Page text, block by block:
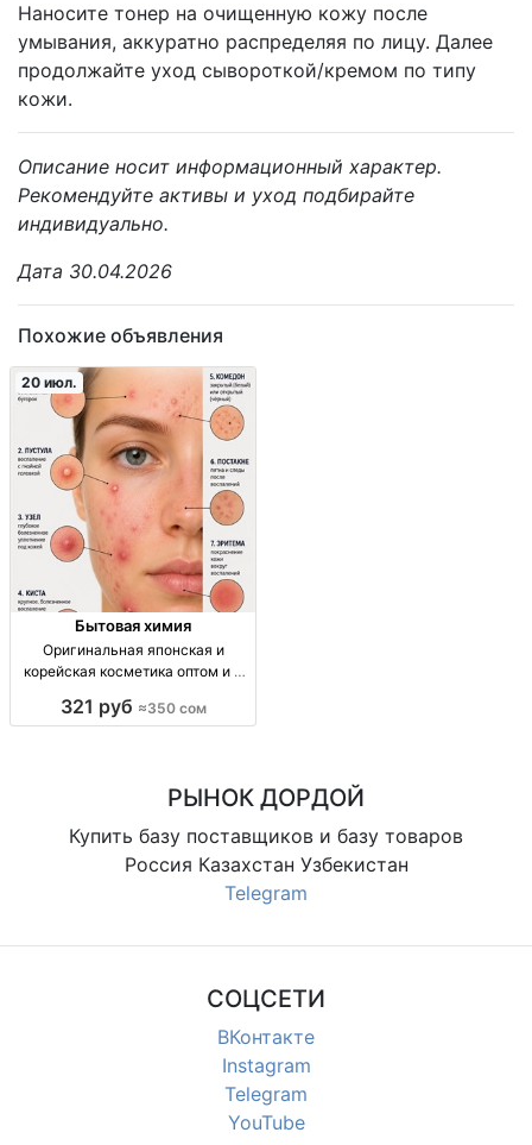
Наносите тонер на очищенную кожу после
умывания, аккуратно распределяя по лицу. Далее
продолжайте уход сывороткой/кремом по типу
кожи.
Описание носит информационный характер.
Рекомендуйте активы и уход подбирайте
индивидуально.
Дата 30.04.2026
Похожие объявления
20 июл.
Бытовая химия
Оригинальная японская и
корейская косметика оптом и в
СНГ опт/розн: яп. и корейская
321 руб ≈350 сом
РЫНОК ДОРДОЙ
Купить базу поставщиков и базу товаров
Россия Казахстан Узбекистан
Telegram
СОЦСЕТИ
ВКонтакте
Instagram
Telegram
YouTube